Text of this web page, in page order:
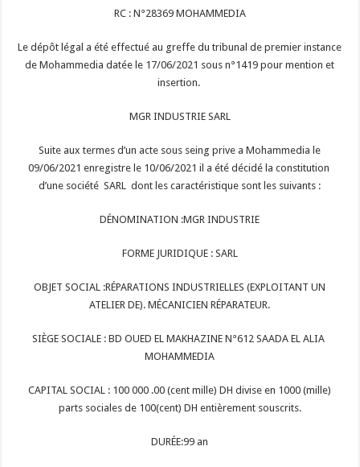
RC : N°28369 MOHAMMEDIA
Le dépôt légal a été effectué au greffe du tribunal de premier instance
de Mohammedia datée le 17/06/2021 sous n°1419 pour mention et
insertion.
MGR INDUSTRIE SARL
Suite aux termes d’un acte sous seing prive a Mohammedia le
09/06/2021 enregistre le 10/06/2021 il a été décidé la constitution
d’une société SARL dont les caractéristique sont les suivants :
DÉNOMINATION :MGR INDUSTRIE
FORME JURIDIQUE : SARL
OBJET SOCIAL :RÉPARATIONS INDUSTRIELLES (EXPLOITANT UN
ATELIER DE). MÉCANICIEN RÉPARATEUR.
SIÈGE SOCIALE : BD OUED EL MAKHAZINE N°612 SAADA EL ALIA
MOHAMMEDIA
CAPITAL SOCIAL : 100 000 .00 (cent mille) DH divise en 1000 (mille)
parts sociales de 100(cent) DH entièrement souscrits.
DURÉE:99 an